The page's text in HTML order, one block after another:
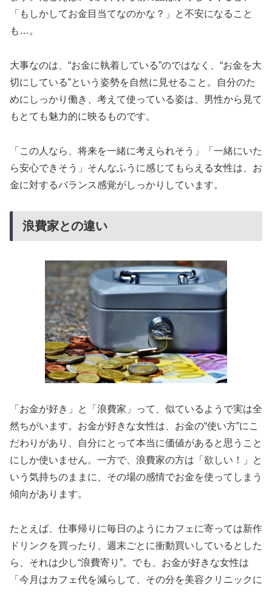
「もしかしてお金目当てなのかな？」と不安になること
も…。
大事なのは、“お金に執着している”のではなく、“お金を大
切にしている”という姿勢を自然に見せること。自分のた
めにしっかり働き、考えて使っている姿は、男性から見て
もとても魅力的に映るものです。
「この人なら、将来を一緒に考えられそう」「一緒にいた
ら安心できそう」そんなふうに感じてもらえる女性は、お
金に対するバランス感覚がしっかりしています。
浪費家との違い
「お金が好き」と「浪費家」って、似ているようで実は全
然ちがいます。お金が好きな女性は、お金の“使い方”にこ
だわりがあり、自分にとって本当に価値があると思うこと
にしか使いません。一方で、浪費家の方は「欲しい！」と
いう気持ちのままに、その場の感情でお金を使ってしまう
傾向があります。
たとえば、仕事帰りに毎日のようにカフェに寄っては新作
ドリンクを買ったり、週末ごとに衝動買いしているとした
ら、それは少し“浪費寄り”。でも、お金が好きな女性は
「今月はカフェ代を減らして、その分を美容クリニックに